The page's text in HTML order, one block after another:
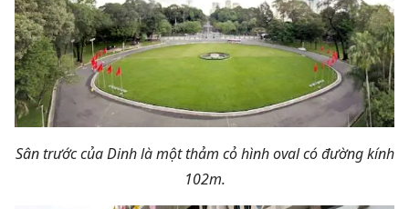
Sân trước của Dinh là một thảm cỏ hình oval có đường kính
102m.